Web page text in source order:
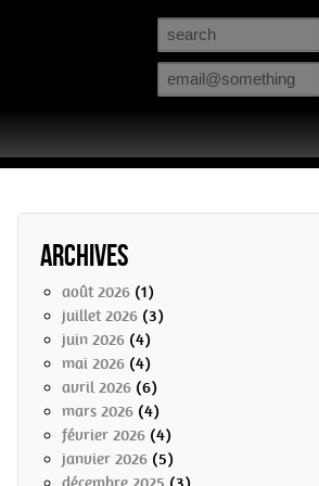
Archives
août 2026 (1)
juillet 2026 (3)
juin 2026 (4)
mai 2026 (4)
avril 2026 (6)
mars 2026 (4)
février 2026 (4)
janvier 2026 (5)